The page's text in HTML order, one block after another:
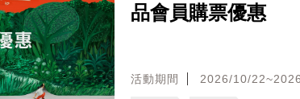
品會員購票優惠
活動期間 2026/10/